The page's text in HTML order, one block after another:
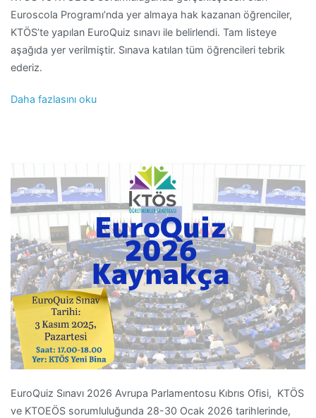
Euroscola Programı’nda yer almaya hak kazanan öğrenciler,
KTÖS’te yapılan EuroQuiz sınavı ile belirlendi. Tam listeye
aşağıda yer verilmiştir. Sınava katılan tüm öğrencileri tebrik
ederiz.
Daha fazlasını oku
EuroQuiz Sınavı 2026 Avrupa Parlamentosu Kıbrıs Ofisi, KTÖS
ve KTOEÖS sorumluluğunda 28-30 Ocak 2026 tarihlerinde,